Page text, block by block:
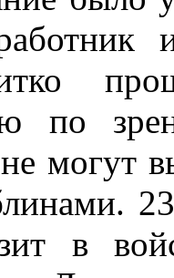
по
могут
в